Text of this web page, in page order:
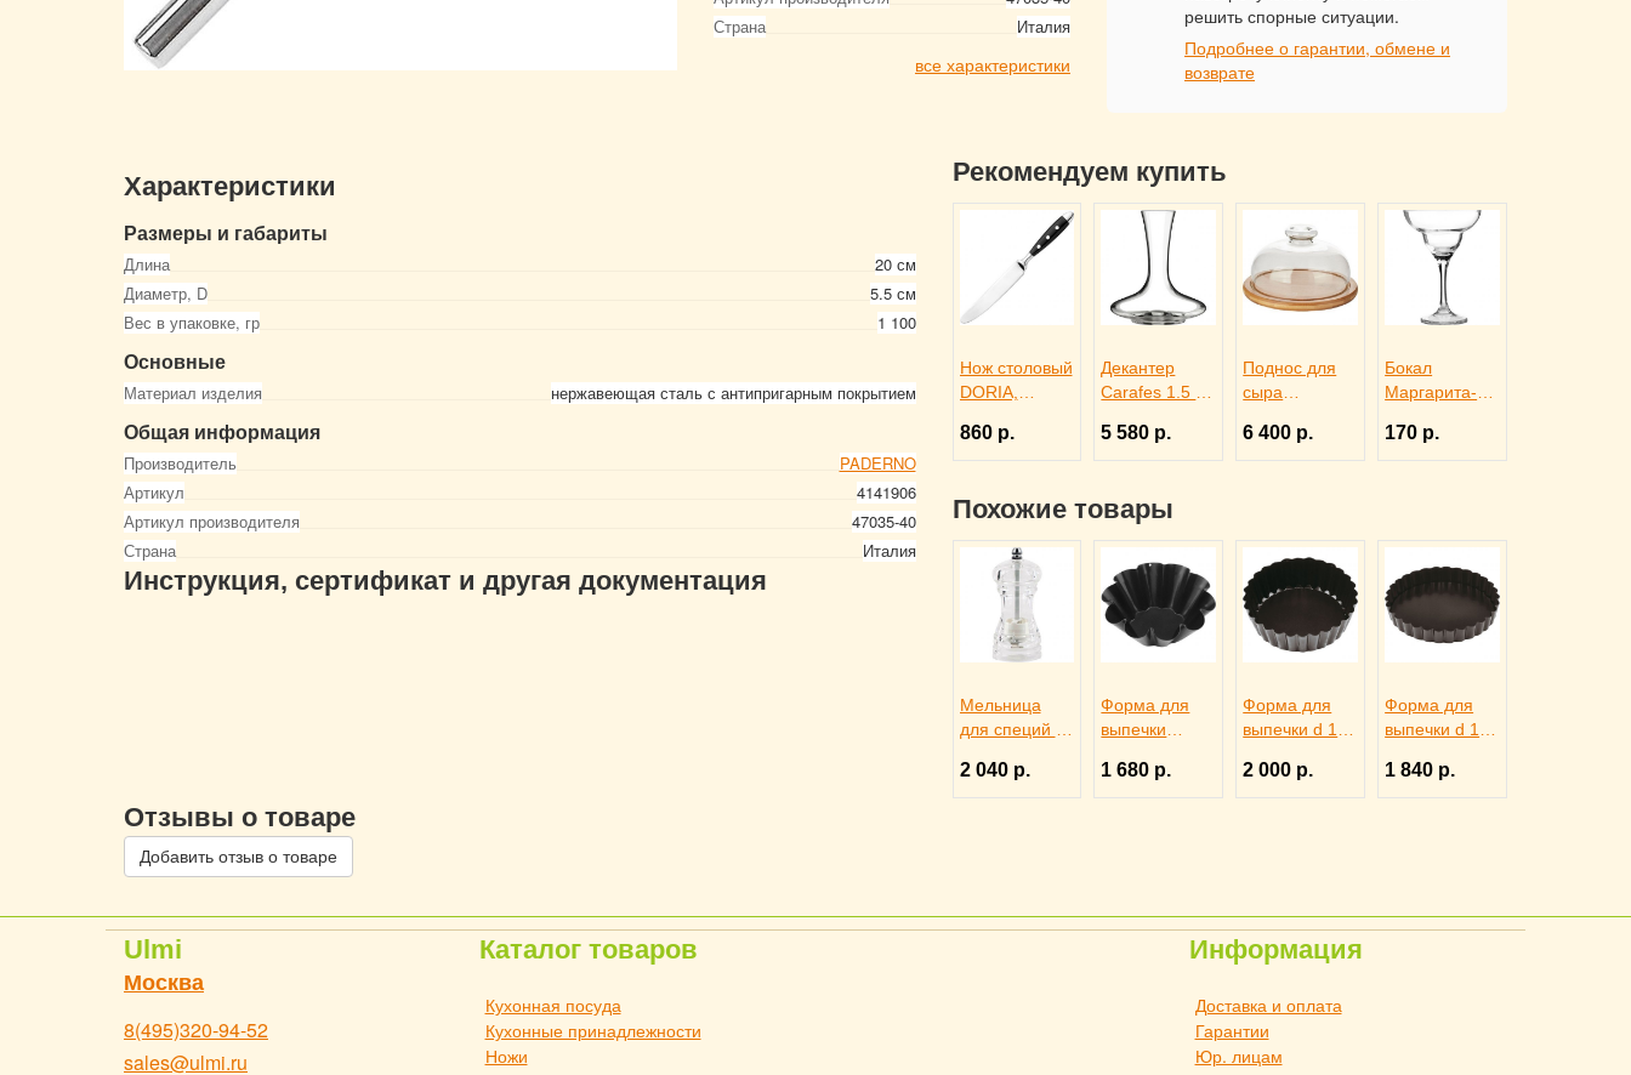
Страна
Италия
все характеристики
решить спорные ситуации.
Подробнее о гарантии, обмене и
возврате
Характеристики
Размеры и габариты
Длина
20 см
Диаметр, D
5.5 см
Вес в упаковке, гр
1 100
Основные
Материал изделия нержавеющая сталь с антипригарным покрытием
Общая информация
Производитель
PADERNO
Артикул
4141906
Артикул производителя
47035-40
Страна
Италия
Инструкция, сертификат и другая документация
Рекомендуем купить
Нож столовый
DORIA,
3110277
860 р.
Декантер
Carafes 1.5 л,
5 580 р.
Поднос для
сыра
со стеклянной
крышкой,
6 400 р.
Бокал
Маргарита-
Pasabahce
Бор 1140208
170 р.
Похожие товары
Мельница
для специй h
керамический
механизм,
2 040 р.
Форма для
выпечки
Paderno D=11
см, 4147337
1 680 р.
Форма для
выпечки d 10
дно, Paderno
4140934
2 000 р.
Форма для
выпечки d 12
дно,
антипригарно
1 840 р.
Отзывы о товаре
Добавить отзыв о товаре
Ulmi
Москва
8(495)320-94-52
sales@ulmi.ru
Каталог товаров
Кухонная посуда
Кухонные принадлежности
Ножи
Информация
Доставка и оплата
Гарантии
Юр. лицам